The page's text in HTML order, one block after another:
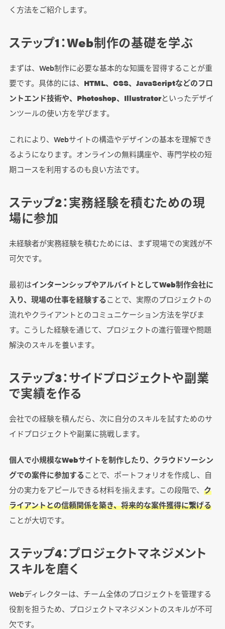
く方法をご紹介します。
ステップ1：Web制作の基礎を学ぶ
まずは、Web制作に必要な基本的な知識を習得することが重
要です。具体的には、 HTML、CSS、JavaScriptなどのフロ
ントエンド技術や、Photoshop、Illustratorといったデザイ
ンツールの使い方を学びます。
これにより、Webサイトの構造やデザインの基本を理解でき
るようになります。オンラインの無料講座や、専門学校の短
期コースを利用するのも良い方法です。
ステップ2：実務経験を積むための現
場に参加
未経験者が実務経験を積むためには、まず現場での実践が不
可欠です。
最初はインターンシップやアルバイトとしてWeb制作会社に
入り、現場の仕事を経験することで、実際のプロジェクトの
流れやクライアントとのコミュニケーション方法を学びま
す。こうした経験を通じて、プロジェクトの進行管理や問題
解決のスキルを養います。
ステップ3：サイドプロジェクトや副業
で実績を作る
会社での経験を積んだら、次に自分のスキルを試すためのサ
イドプロジェクトや副業に挑戦します。
個人で小規模なWebサイトを制作したり、クラウドソーシン
グでの案件に参加することで、ポートフォリオを作成し、自
分の実力をアピールできる材料を揃えます。この段階で、 ク
ライアントとの信頼関係を築き、将来的な案件獲得に繋げる
ことが大切です。
ステップ4：プロジェクトマネジメント
スキルを磨く
Webディレクターは、チーム全体のプロジェクトを管理する
役割を担うため、プロジェクトマネジメントのスキルが不可
欠です。